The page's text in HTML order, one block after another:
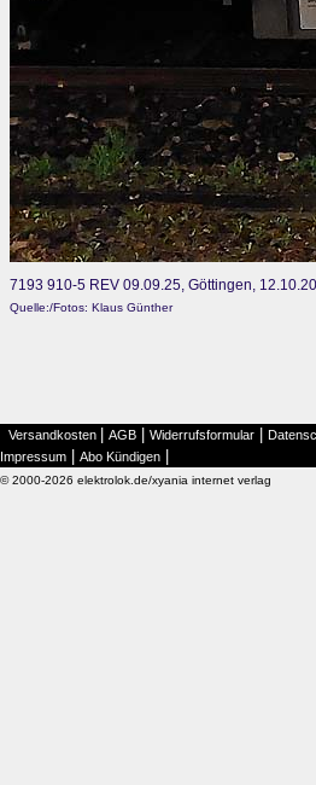
7193 910-5 REV 09.09.25, Göttingen,
Quelle:/Fotos: Klaus Günther
Versandkosten AGB Widerrufsformular
Impressum Abo Kündigen
© 2000-2026 elektrolok.de/xyania internet verlag